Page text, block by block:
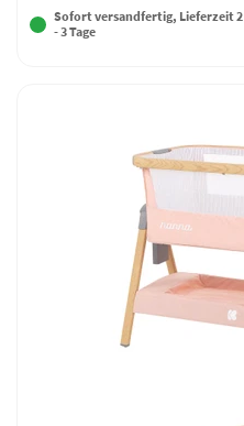
Sofort versandfertig, Lieferzeit 2
- 3 Tage